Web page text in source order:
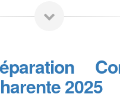
2025